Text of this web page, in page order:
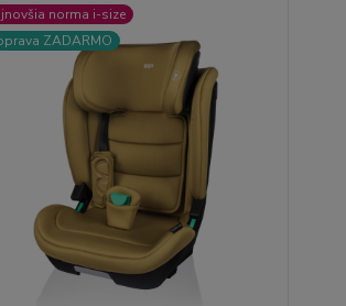
norma i-size
ZADARMO